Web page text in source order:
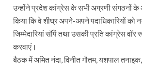
उन्होंने प्रदेश कांग्रेस के सभी अग्रणी संगठनों के
किया कि वे शीघ्र अपने-अपने पदाधिकारियों को
जिम्मेदारियां सौंपें तथा उसकी प्रति कांग्रेस
करवाएं।
बैठक में अमित नंदा, विनीत गौतम, यशपाल